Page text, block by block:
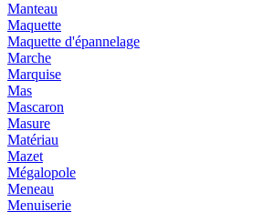
Manteau
Maquette
Maquette d'épannelage
Marche
Marquise
Mas
Mascaron
Masure
Matériau
Mazet
Mégalopole
Meneau
Menuiserie